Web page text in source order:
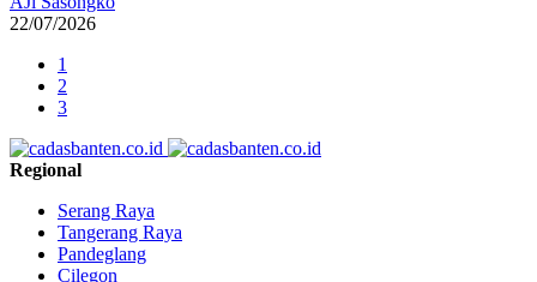
22/07/2026
1
2
3
Regional
Serang Raya
Tangerang Raya
Pandeglang
Cilegon